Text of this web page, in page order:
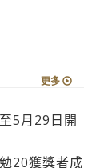
20獲獎者成